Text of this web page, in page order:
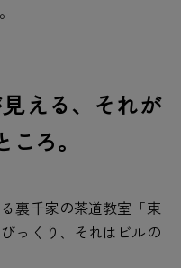
える、それが
ろ。
裏千家の茶道教室「東
っくり、それはビルの